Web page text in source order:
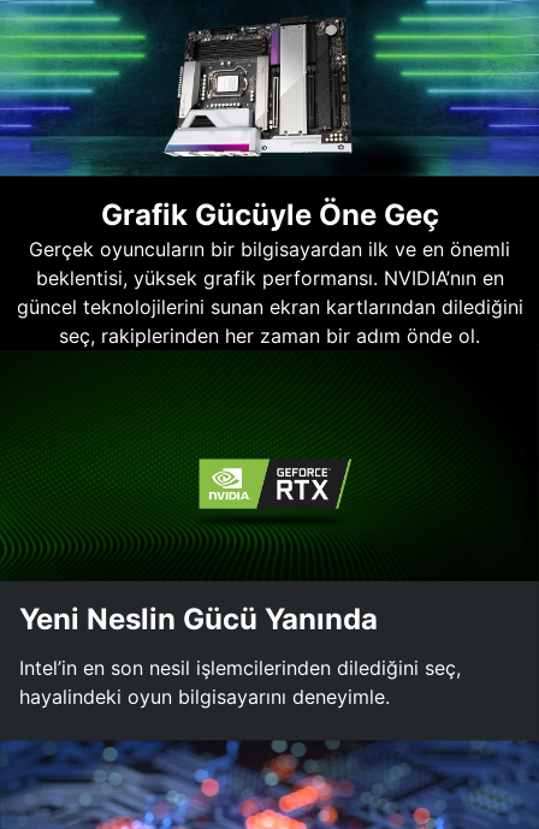
Grafik Gücüyle Öne Geç
Gerçek oyuncuların bir bilgisayardan ilk ve en önemli
beklentisi, yüksek grafik performansı. NVIDIA’nın en
güncel teknolojilerini sunan ekran kartlarından dilediğini
seç, rakiplerinden her zaman bir adım önde ol.
Yeni Neslin Gücü Yanında
Intel’in en son nesil işlemcilerinden dilediğini seç,
hayalindeki oyun bilgisayarını deneyimle.